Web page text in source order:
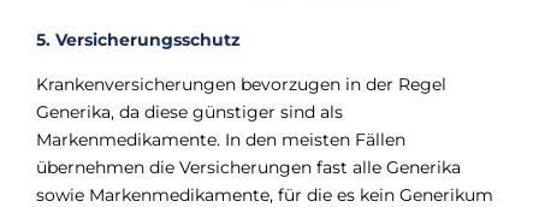
5. Versicherungsschutz
Krankenversicherungen bevorzugen in der Regel
Generika, da diese günstiger sind als
Markenmedikamente. In den meisten Fällen
übernehmen die Versicherungen fast alle Generika
sowie Markenmedikamente, für die es kein Generikum